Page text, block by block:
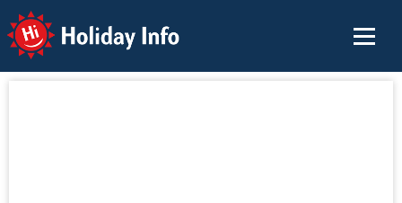
Holiday Info